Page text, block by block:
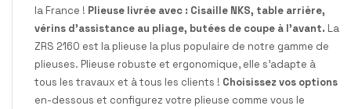
la France ! Plieuse livrée avec : Cisaille NKS, table arrière,
vérins d'assistance au pliage, butées de coupe à l'avant. La
ZRS 2160 est la plieuse la plus populaire de notre gamme de
plieuses. Plieuse robuste et ergonomique, elle s’adapte à
tous les travaux et à tous les clients ! Choisissez vos options
en-dessous et configurez votre plieuse comme vous le